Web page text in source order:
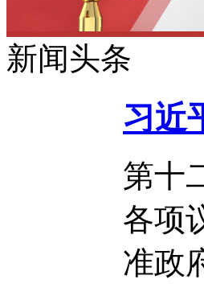
新闻头条
习近
第十
各项
准政